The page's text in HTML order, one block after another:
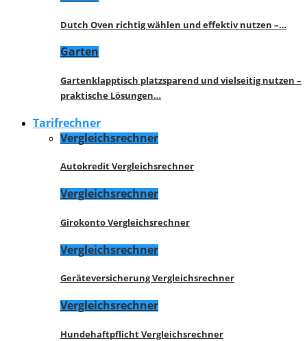
Dutch Oven richtig wählen und effektiv nutzen –…
Garten
Gartenklapptisch platzsparend und vielseitig nutzen –
praktische Lösungen…
Tarifrechner
Vergleichsrechner
Autokredit Vergleichsrechner
Vergleichsrechner
Girokonto Vergleichsrechner
Vergleichsrechner
Geräteversicherung Vergleichsrechner
Vergleichsrechner
Hundehaftpflicht Vergleichsrechner